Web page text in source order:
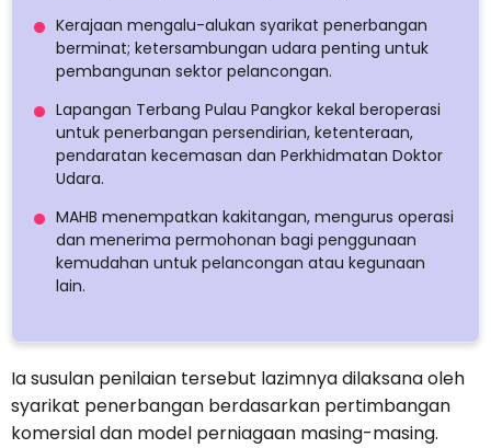
Kerajaan mengalu-alukan syarikat penerbangan
berminat; ketersambungan udara penting untuk
pembangunan sektor pelancongan.
Lapangan Terbang Pulau Pangkor kekal beroperasi
untuk penerbangan persendirian, ketenteraan,
pendaratan kecemasan dan Perkhidmatan Doktor
Udara.
MAHB menempatkan kakitangan, mengurus operasi
dan menerima permohonan bagi penggunaan
kemudahan untuk pelancongan atau kegunaan
lain.
Ia susulan penilaian tersebut lazimnya dilaksana oleh
syarikat penerbangan berdasarkan pertimbangan
komersial dan model perniagaan masing-masing.